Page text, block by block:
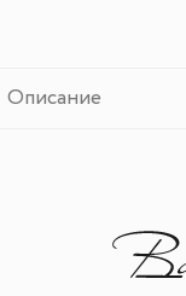
Описание